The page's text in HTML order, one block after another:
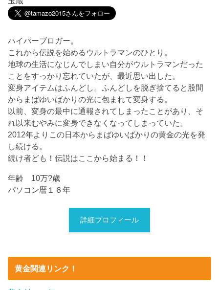
ハイパーブロガー。
これから伝説を始めるウルトラマンのひとり。
地球の生活になじんでしまい自分がウルトラマンだった
ことをすっかり忘れていたが、最近思い出した。
変身アイテムはふんどし。ふんどしを脱ぎ捨てると股間
からまばゆいばかりの光に包まれて変身する。
以前、変身の最中に通報されてしまったことがあり、そ
れ以来むやみに変身できなくなってしまっていた。
2012年よりこの日本からまばゆいばかりの黄金の光を発
し続ける。
続け者ども！伝説はここから始まる！！
年齢 10万?歳
パソコン暦１６年
詳細プロフィール
黄金関連リンク！